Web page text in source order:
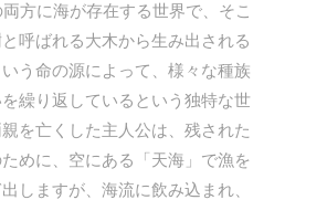
方に海が存在する世界で、そこ
呼ばれる大木から生み出される
いう命の源によって、様々な種族
繰り返しているという独特な世
を亡くした主人公は、残された
めに、空にある「天海」で漁を
しますが、海流に飲み込まれ、